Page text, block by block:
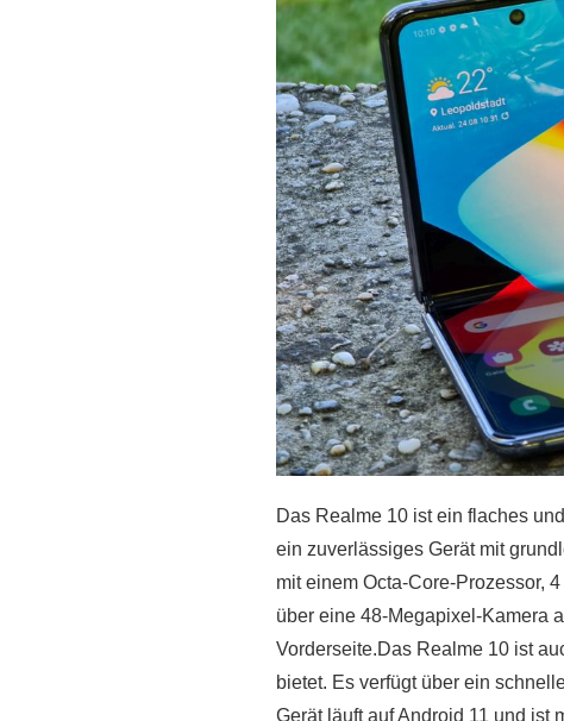
Das Realme 10 ist ein flaches
ein zuverlässiges Gerät mit
mit einem Octa-Core-Prozessor,
über eine 48-Megapixel-Kamera
Vorderseite.Das Realme 10 ist
bietet. Es verfügt über ein
Gerät läuft auf Android 11 und ist